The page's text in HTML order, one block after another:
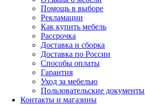
Помощь в выборе
Рекламации
Как купить мебель
Рассрочка
Доставка и сборка
Доставка по России
Способы оплаты
Гарантия
Уход за мебелью
Пользовательские документы
Контакты и магазины